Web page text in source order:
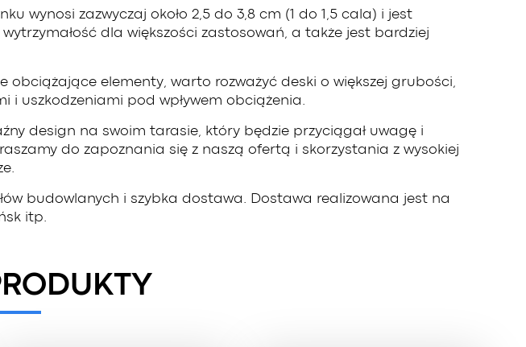
wynosi zazwyczaj około 2,5 do 3,8 cm (1 do 1,5 cala) i jest
dla większości zastosowań, a także jest bardziej
obciążające elementy, warto rozważyć deski o większej grubości,
i uszkodzeniami pod wpływem obciążenia.
design na swoim tarasie, który będzie przyciągał uwagę i
do zapoznania się z naszą ofertą i skorzystania z wysokiej
budowlanych i szybka dostawa. Dostawa realizowana jest na
itp.